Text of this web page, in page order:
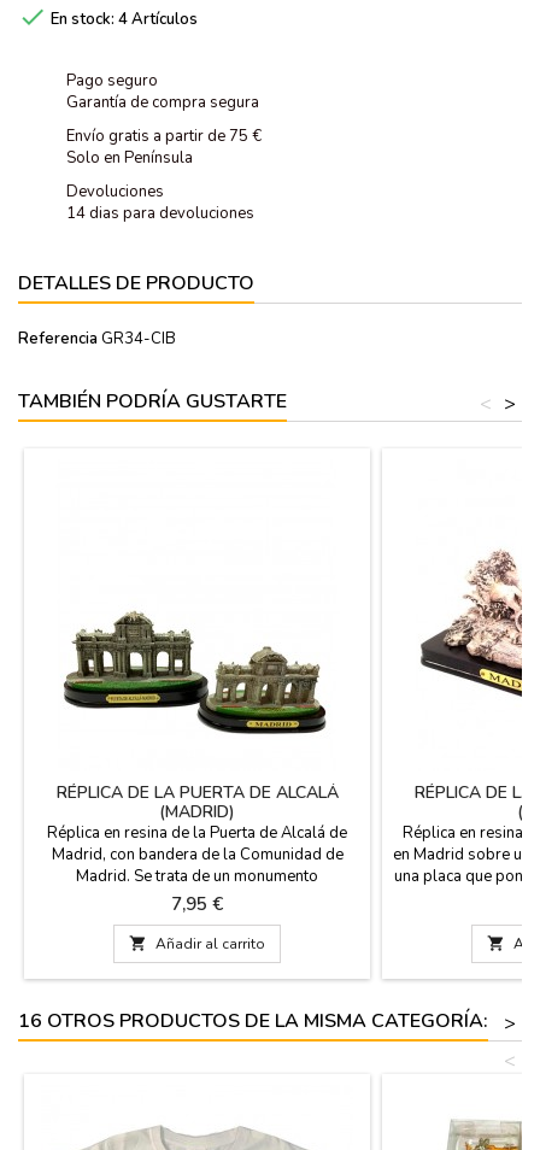
 En stock: 4 Artículos
Pago seguro
Garantía de compra segura
Envío gratis a partir de 75 €
Solo en Península
Devoluciones
14 dias para devoluciones
DETALLES DE PRODUCTO
Referencia GR34-CIB
TAMBIÉN PODRÍA GUSTARTE >
<
RÉPLICA DE LA PUERTA DE ALCALÁ
(MADRID)
Réplica en resina de la Puerta de Alcalá de
Madrid, con bandera de la Comunidad de
Madrid. Se trata de un monumento
emblemático de la ciudad de Madrid.
Medidas : Pequeño: 6,5 cm de alto, su base:
11 x 6 cm. Grande: 9,5 cm de alto, su
base: 15,5 x 9 cm.
Precio
7,95 €
 Añadir al carrito
RÉPLICA DE LA
Réplica en resina
en Madrid sobre un
una placa que pone
y 6 cm de alto
Grande - 15 cm

16 OTROS PRODUCTOS DE LA MISMA CATEGORÍA:
>
<